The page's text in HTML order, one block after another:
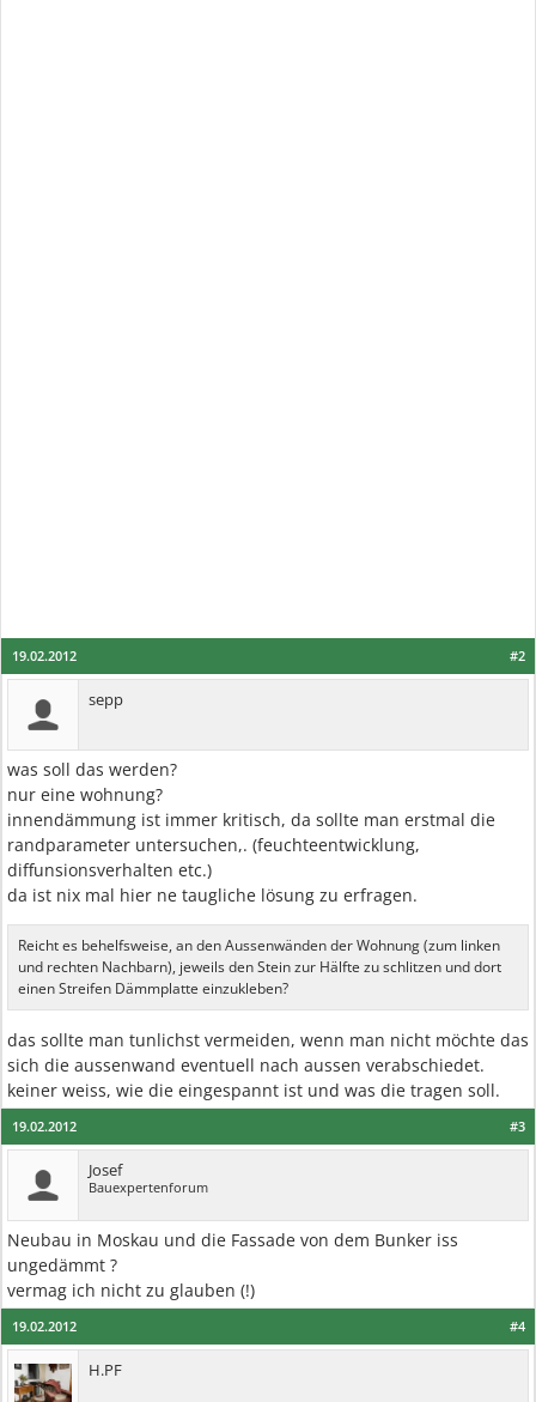
#2
19.02.2012
sepp
was soll das werden?
nur eine wohnung?
innendämmung ist immer kritisch, da sollte man erstmal die
randparameter untersuchen,. (feuchteentwicklung,
diffunsionsverhalten etc.)
da ist nix mal hier ne taugliche lösung zu erfragen.
Reicht es behelfsweise, an den Aussenwänden der Wohnung (zum linken
und rechten Nachbarn), jeweils den Stein zur Hälfte zu schlitzen und dort
einen Streifen Dämmplatte einzukleben?
das sollte man tunlichst vermeiden, wenn man nicht möchte das
sich die aussenwand eventuell nach aussen verabschiedet.
keiner weiss, wie die eingespannt ist und was die tragen soll.
#3
19.02.2012
Josef
Bauexpertenforum
Neubau in Moskau und die Fassade von dem Bunker iss
ungedämmt ?
vermag ich nicht zu glauben (!)
#4
19.02.2012
H.PF